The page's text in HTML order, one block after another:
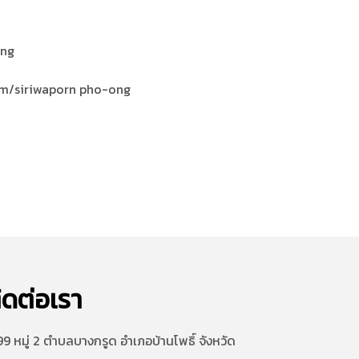
siriwaporn pho-ong
ต่อเรา
หมู่ 2 ตำบลบางกรูด อำเภอบ้านโพธิ์ จังหวัด